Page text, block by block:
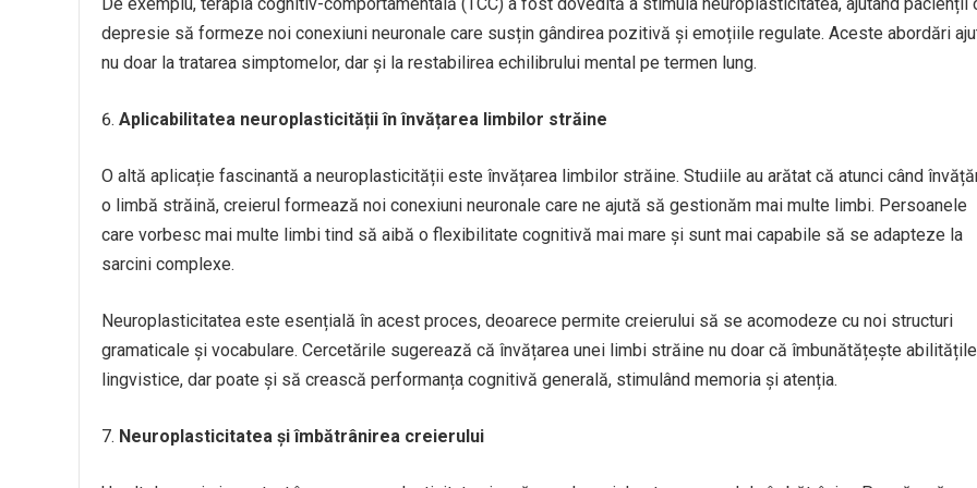
depresie să formeze noi conexiuni neuronale care susțin gândirea pozitivă și emoțiile regulate. Aceste abordări
nu doar la tratarea simptomelor, dar și la restabilirea echilibrului mental pe termen lung.
Aplicabilitatea neuroplasticității în învățarea limbilor străine
O altă aplicație fascinantă a neuroplasticității este învățarea limbilor străine. Studiile au arătat că atunci când
o limbă străină, creierul formează noi conexiuni neuronale care ne ajută să gestionăm mai multe limbi. Persoanele
care vorbesc mai multe limbi tind să aibă o flexibilitate cognitivă mai mare și sunt mai capabile să se adapteze la
sarcini complexe.
Neuroplasticitatea este esențială în acest proces, deoarece permite creierului să se acomodeze cu noi structuri
gramaticale și vocabulare. Cercetările sugerează că învățarea unei limbi străine nu doar că îmbunătățește abilitățile
lingvistice, dar poate și să crească performanța cognitivă generală, stimulând memoria și atenția.
Neuroplasticitatea și îmbătrânirea creierului